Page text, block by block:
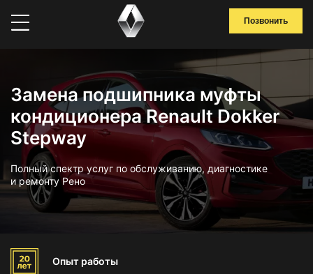
Позвонить
Замена подшипника муфты
кондиционера Renault Dokker
Stepway
Полный спектр услуг по обслуживанию, диагностике
и ремонту Рено
Опыт работы